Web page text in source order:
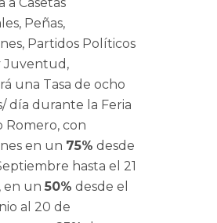
Peñas,
Partidos Políticos
Juventud,
una Tasa de ocho
día durante la Feria
Romero, con
en un 75% desde
hasta el 21
en un50% desde el
al 20 de